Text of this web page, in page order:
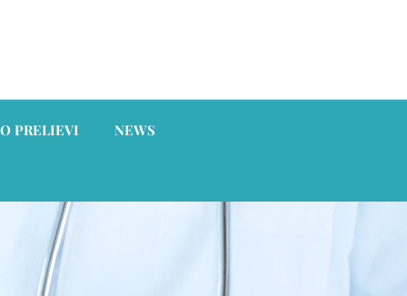
PRELIEVI NEWS